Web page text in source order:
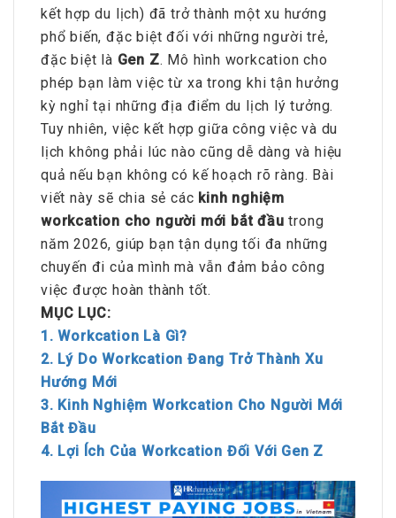
kết hợp du lịch) đã trở thành một xu hướng
phổ biến, đặc biệt đối với những người trẻ,
đặc biệt là Gen Z. Mô hình workcation cho
phép bạn làm việc từ xa trong khi tận hưởng
kỳ nghỉ tại những địa điểm du lịch lý tưởng.
Tuy nhiên, việc kết hợp giữa công việc và du
lịch không phải lúc nào cũng dễ dàng và hiệu
quả nếu bạn không có kế hoạch rõ ràng. Bài
viết này sẽ chia sẻ các kinh nghiệm
workcation cho người mới bắt đầu trong
năm 2026, giúp bạn tận dụng tối đa những
chuyến đi của mình mà vẫn đảm bảo công
việc được hoàn thành tốt.
MỤC LỤC:
1. Workcation Là Gì?
2. Lý Do Workcation Đang Trở Thành Xu
Hướng Mới
3. Kinh Nghiệm Workcation Cho Người Mới
Bắt Đầu
4. Lợi Ích Của Workcation Đối Với Gen Z